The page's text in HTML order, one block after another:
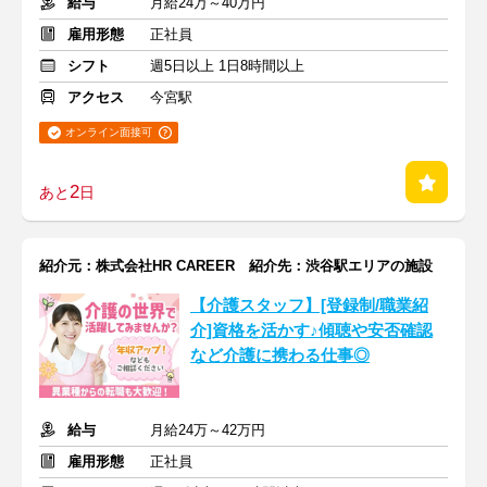
雇用形態
正社員
シフト
週5日以上 1日8時間以上
アクセス
今宮駅
オンライン面接可
あと2日
紹介元：株式会社HR CAREER 紹介先：渋谷駅エリアの施設
【介護スタッフ】[登録制/職業紹
介]資格を活かす♪傾聴や安否確認
など介護に携わる仕事◎
給与
月給24万～42万円
雇用形態
正社員